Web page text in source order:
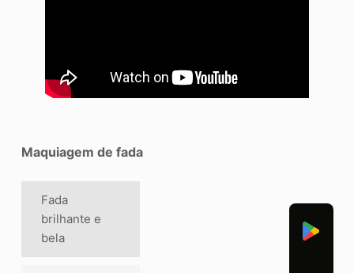
Maquiagem de fada
Fada
brilhante e
bela